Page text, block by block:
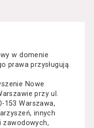
w domenie
prawa przysługują
Nowe
przy ul.
153 Warszawa,
innych
zawodowych,